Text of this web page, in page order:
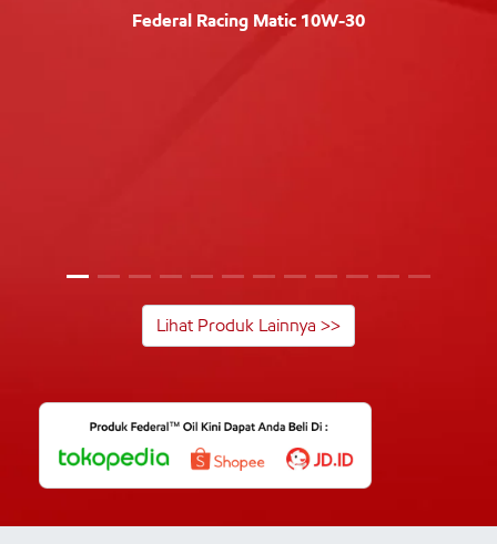
Federal Racing Matic 10W-30
Lihat Produk Lainnya >>